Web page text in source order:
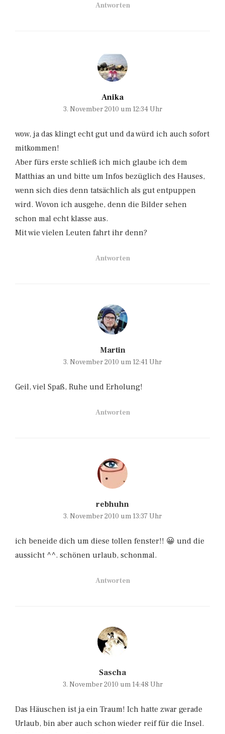
Antworten
Anika
3. November 2010 um 12:34 Uhr
wow, ja das klingt echt gut und da würd ich auch sofort
mitkommen!
Aber fürs erste schließ ich mich glaube ich dem
Matthias an und bitte um Infos bezüglich des Hauses,
wenn sich dies denn tatsächlich als gut entpuppen
wird. Wovon ich ausgehe, denn die Bilder sehen
schon mal echt klasse aus.
Mit wie vielen Leuten fahrt ihr denn?
Antworten
Martin
3. November 2010 um 12:41 Uhr
Geil, viel Spaß, Ruhe und Erholung!
Antworten
rebhuhn
3. November 2010 um 13:37 Uhr
ich beneide dich um diese tollen fenster!! 😀 und die
aussicht ^^. schönen urlaub, schonmal.
Antworten
Sascha
3. November 2010 um 14:48 Uhr
Das Häuschen ist ja ein Traum! Ich hatte zwar gerade
Urlaub, bin aber auch schon wieder reif für die Insel.